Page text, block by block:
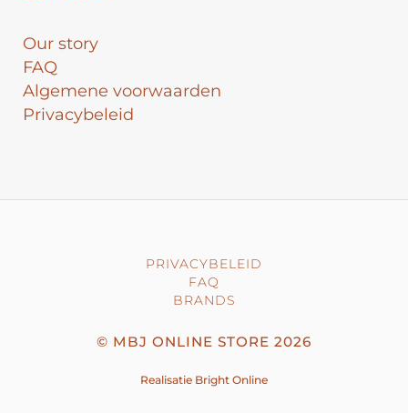
Our story
FAQ
Algemene voorwaarden
Privacybeleid
PRIVACYBELEID
FAQ
BRANDS
© MBJ ONLINE STORE 2026
Realisatie Bright Online